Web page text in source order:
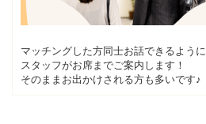
マッチングした方同士お話できるように
スタッフがお席までご案内します！
そのままお出かけされる方も多いです♪